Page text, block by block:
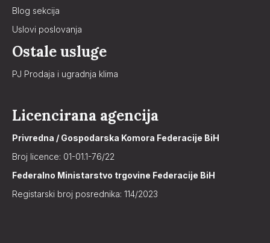
Blog sekcija
Uslovi poslovanja
Ostale usluge
PJ Prodaja i ugradnja klima
Licencirana agencija
Privredna / Gospodarska Komora Federacije BiH
Broj licence: 01-01.1-76/22
Federalno Ministarstvo trgovine Federacije BiH
Registarski broj posrednika: 114/2023